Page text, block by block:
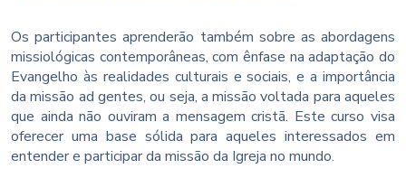
Os participantes aprenderão também sobre as abordagens
missiológicas contemporâneas, com ênfase na adaptação do
Evangelho às realidades culturais e sociais, e a importância
da missão ad gentes, ou seja, a missão voltada para aqueles
que ainda não ouviram a mensagem cristã. Este curso visa
oferecer uma base sólida para aqueles interessados em
entender e participar da missão da Igreja no mundo.